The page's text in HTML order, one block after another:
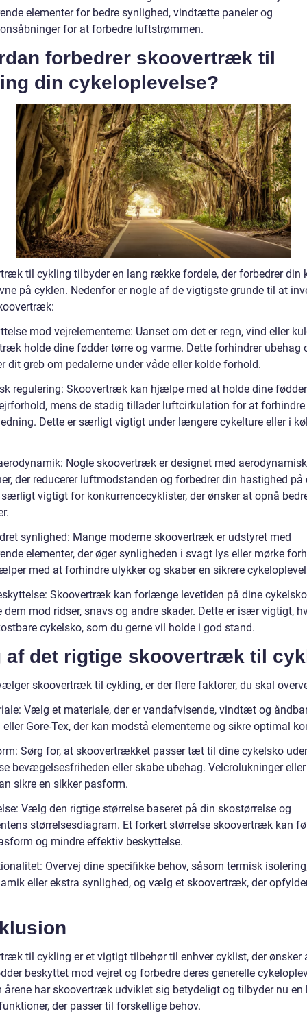
elementer for bedre synlighed, vindtætte paneler og
for at forbedre luftstrømmen.
forbedrer skoovertræk til
din cykeloplevelse?
til cykling tilbyder en lang række fordele, der forbedrer din
på cyklen. Nedenfor er nogle af de vigtigste grunde til at
mod vejrelementerne: Uanset om det er regn, vind eller
holde dine fødder tørre og varme. Dette forhindrer ubehag
dit greb om pedalerne under våde eller kolde forhold.
regulering: Skoovertræk kan hjælpe med at holde dine
mens de stadig tillader luftcirkulation for at forhindre
Dette er særligt vigtigt under længere cykelture eller i
Nogle skoovertræk er designet med
der reducerer luftmodstanden og forbedrer din hastighed på
særligt vigtigt for konkurrencecyklister, der ønsker at opnå
synlighed: Mange moderne skoovertræk er udstyret med
elementer, der øger synligheden i svagt lys eller mørke
med at forhindre ulykker og skaber en sikrere
Skoovertræk kan forlænge levetiden på dine
dem mod ridser, snavs og andre skader. Dette er især vigtigt,
cykelsko, som du gerne vil holde i god stand.
af det rigtige skoovertræk til
skoovertræk til cykling, er der flere faktorer, du skal
Vælg et materiale, der er vandafvisende, vindtæt og
eller Gore-Tex, der kan modstå elementerne og sikre optimal
Sørg for, at skoovertrækket passer tæt til dine cykelsko
bevægelsesfriheden eller skabe ubehag. Velcrolukninger
sikre en sikker pasform.
Vælg den rigtige størrelse baseret på din skostørrelse og
størrelsesdiagram. Et forkert størrelse skoovertræk kan
og mindre effektiv beskyttelse.
Overvej dine specifikke behov, såsom termisk
eller ekstra synlighed, og vælg et skoovertræk, der
til cykling er et vigtigt tilbehør til enhver cyklist, der ønsker
beskyttet mod vejret og forbedre deres generelle
årene har skoovertræk udviklet sig betydeligt og tilbyder nu en
der passer til forskellige behov.